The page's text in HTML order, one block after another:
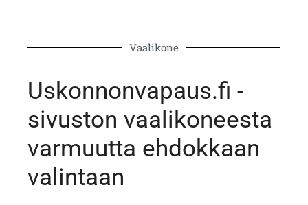
Vaalikone
Uskonnonvapaus.fi -
sivuston vaalikoneesta
varmuutta ehdokkaan
valintaan